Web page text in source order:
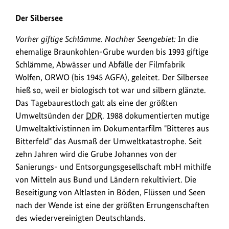
Der Silbersee
1990: DDR - Bitterfeld Silbersee 1990. 2025: Bauarbeiten am
zum
anzeigen
1990
Vorher giftige Schlämme. Nachher Seengebiet: In die
ehemalige Braunkohlen-Grube wurden bis 1993 giftige
Schlämme, Abwässer und Abfälle der Filmfabrik
Wolfen, ORWO (bis 1945 AGFA), geleitet. Der Silbersee
hieß so, weil er biologisch tot war und silbern glänzte.
Das Tagebaurestloch galt als eine der größten
Umweltsünden der DDR. 1988 dokumentierten mutige
Umweltaktivistinnen im Dokumentarfilm "Bitteres aus
Bitterfeld" das Ausmaß der Umweltkatastrophe. Seit
zehn Jahren wird die Grube Johannes von der
Sanierungs- und Entsorgungsgesellschaft mbH mithilfe
von Mitteln aus Bund und Ländern rekultiviert. Die
Beseitigung von Altlasten in Böden, Flüssen und Seen
nach der Wende ist eine der größten Errungenschaften
des wiedervereinigten Deutschlands.